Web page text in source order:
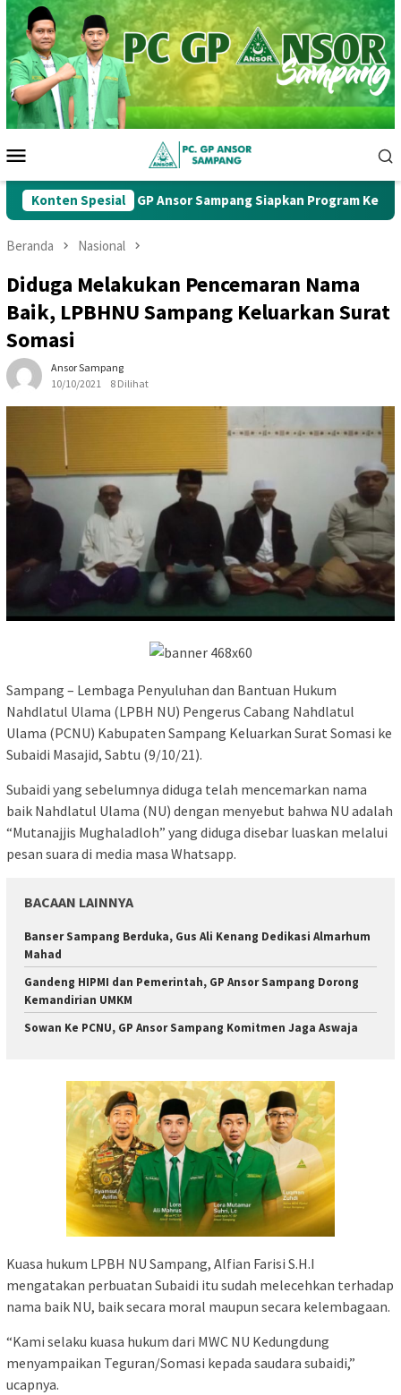
Loncat
ke
konten
Mobile
Konten Spesial
Ke-1, PC GP Ansor Sampang Siapkan Program Kerja Strategis
Beranda Nasional
Diduga Melakukan Pencemaran Nama
Baik, LPBHNU Sampang Keluarkan Surat
Somasi
Ansor Sampang
10/10/2021
8 Dilihat
Sampang – Lembaga Penyuluhan dan Bantuan Hukum
Nahdlatul Ulama (LPBH NU) Pengerus Cabang Nahdlatul
Ulama (PCNU) Kabupaten Sampang Keluarkan Surat Somasi ke
Subaidi Masajid, Sabtu (9/10/21).
Subaidi yang sebelumnya diduga telah mencemarkan nama
baik Nahdlatul Ulama (NU) dengan menyebut bahwa NU adalah
“Mutanajjis Mughaladloh” yang diduga disebar luaskan melalui
pesan suara di media masa Whatsapp.
BACAAN LAINNYA
Banser Sampang Berduka, Gus Ali Kenang Dedikasi Almarhum
Mahad
Gandeng HIPMI dan Pemerintah, GP Ansor Sampang Dorong
Kemandirian UMKM
Sowan Ke PCNU, GP Ansor Sampang Komitmen Jaga Aswaja
Kuasa hukum LPBH NU Sampang, Alfian Farisi S.H.I
mengatakan perbuatan Subaidi itu sudah melecehkan terhadap
nama baik NU, baik secara moral maupun secara kelembagaan.
“Kami selaku kuasa hukum dari MWC NU Kedungdung
menyampaikan Teguran/Somasi kepada saudara subaidi,”
ucapnya.